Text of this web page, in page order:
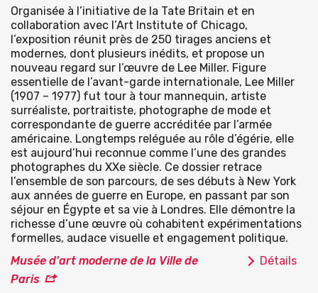
Organisée à l’initiative de la Tate Britain et en
collaboration avec l’Art Institute of Chicago,
l’exposition réunit près de 250 tirages anciens et
modernes, dont plusieurs inédits, et propose un
nouveau regard sur l’œuvre de Lee Miller. Figure
essentielle de l’avant-garde internationale, Lee Miller
(1907 – 1977) fut tour à tour mannequin, artiste
surréaliste, portraitiste, photographe de mode et
correspondante de guerre accréditée par l’armée
américaine. Longtemps reléguée au rôle d’égérie, elle
est aujourd’hui reconnue comme l’une des grandes
photographes du XXe siècle. Ce dossier retrace
l’ensemble de son parcours, de ses débuts à New York
aux années de guerre en Europe, en passant par son
séjour en Égypte et sa vie à Londres. Elle démontre la
richesse d’une œuvre où cohabitent expérimentations
formelles, audace visuelle et engagement politique.
Musée d'art moderne de la Ville de
Paris
Détails